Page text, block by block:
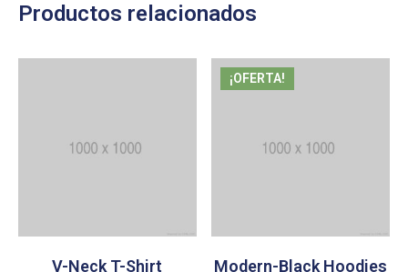
Productos relacionados
V-Neck T-Shirt
¡OFERTA!
Modern-Black Hoodies